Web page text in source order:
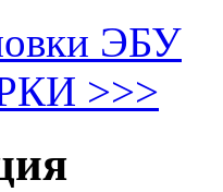
ЭБУ
>>>